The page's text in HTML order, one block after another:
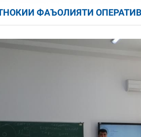
ФАЪОЛИЯТИ